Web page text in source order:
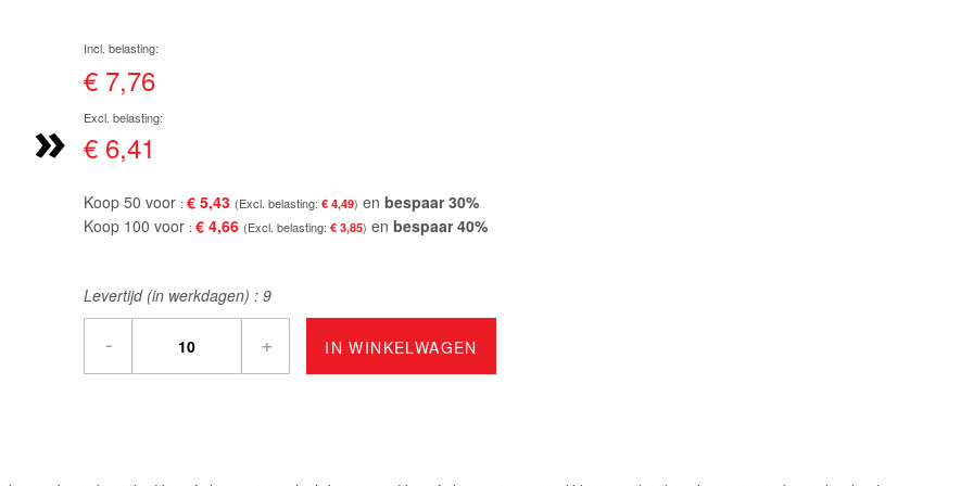
»
€ 7,76
€ 6,41
Koop 50 voor € 5,43 € 4,49 en bespaar30%
Koop 100 voor € 4,66 € 3,85 en bespaar40%
Levertijd (in werkdagen) : 9
- + IN WINKELWAGEN